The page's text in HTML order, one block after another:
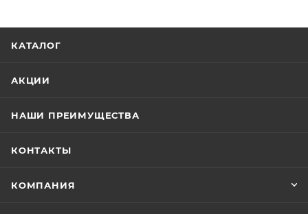
КАТАЛОГ
АКЦИИ
НАШИ ПРЕИМУЩЕСТВА
КОНТАКТЫ
КОМПАНИЯ